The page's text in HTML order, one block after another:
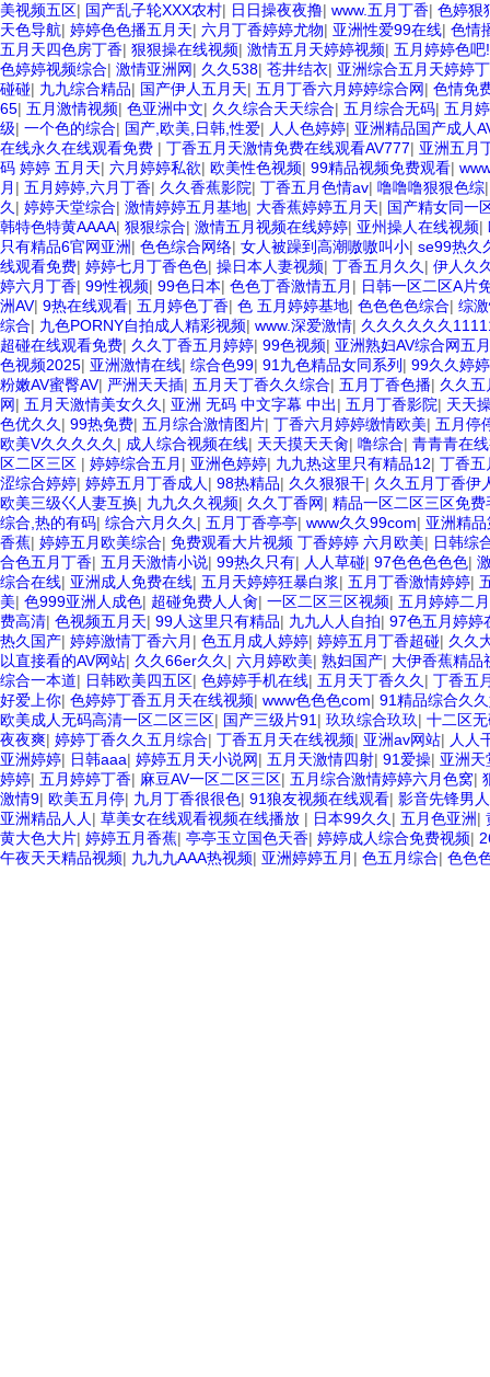
美视频五区| 国产乱子轮XXX农村| 日日操夜夜撸| www.五月丁香| 色婷狠
天色导航| 婷婷色色播五月天| 六月丁香婷婷尤物| 亚洲性爱99在线| 色情
五月天四色房丁香| 狠狠操在线视频| 激情五月天婷婷视频| 五月婷婷色吧!
色婷婷视频综合| 激情亚洲网| 久久538| 苍井结衣| 亚洲综合五月天婷婷
碰碰| 九九综合精品| 国产伊人五月天| 五月丁香六月婷婷综合网| 色情免
65| 五月激情视频| 色亚洲中文| 久久综合天天综合| 五月综合无码| 五月
级| 一个色的综合| 国产,欧美,日韩,性爱| 人人色婷婷| 亚洲精品国产成人
在线永久在线观看免费 | 丁香五月天激情免费在线观看AV777| 亚洲五月
码 婷婷 五月天| 六月婷婷私欲| 欧美性色视频| 99精品视频免费观看|
月 | 五月婷婷,六月丁香| 久久香蕉影院| 丁香五月色情av| 噜噜噜狠狠色综
久 | 婷婷天堂综合| 激情婷婷五月基地| 大香蕉婷婷五月天| 国产精女同一
韩特色特黄AAAA| 狠狠综合| 激情五月视频在线婷婷| 亚州操人在线视频|
只有精品6官网亚洲| 色色综合网络| 女人被躁到高潮嗷嗷叫小| se99热久
线观看免费| 婷婷七月丁香色色| 操日本人妻视频| 丁香五月久久 | 伊人久
婷六月丁香| 99性视频| 99色日本| 色色丁香激情五月 | 日韩一区二区A片
洲AV| 9热在线观看| 五月婷色丁香| 色 五月婷婷基地| 色色色色综合| 综
综合| 九色PORNY自拍成人精彩视频| www.深爱激情| 久久久久久久
超碰在线观看免费| 久久丁香五月婷婷| 99色视频| 亚洲熟妇AV综合网五
色视频2025| 亚洲激情在线| 综合色99| 91九色精品女同系列 | 99久久婷
粉嫩AV蜜臀AV| 严洲天天插| 五月天丁香久久综合| 五月丁香色播| 久久五
网| 五月天激情美女久久 | 亚洲 无码 中文字幕 中出| 五月丁香影院| 天天
色优久久 | 99热免费| 五月综合激情图片| 丁香六月婷婷缴情欧美| 五月停
欧美V久久久久久 | 成人综合视频在线| 天天摸天天肏| 噜综合| 青青青在
区二区三区 | 婷婷综合五月 | 亚洲色婷婷| 九九热这里只有精品12| 丁香五
涩综合婷婷| 婷婷五月丁香成人 | 98热精品| 久久狠狠干| 久久五月丁香伊
欧美三级巜人妻互换| 九九久久视频| 久久丁香网| 精品一区二区三区免费
综合,热的有码| 综合六月久久 | 五月丁香亭亭| www久久99com| 亚洲精
香蕉| 婷婷五月欧美综合| 免费观看大片视频 丁香婷婷 六月欧美| 日韩综
合色五月丁香| 五月天激情小说| 99热久只有| 人人草碰| 97色色色色色|
综合在线| 亚洲成人免费在线| 五月天婷婷狂暴白浆| 五月丁香激情婷婷|
美| 色999亚洲人成色| 超碰免费人人肏| 一区二区三区视频| 五月婷婷二
费高清| 色视频五月天| 99人这里只有精品| 九九人人自拍| 97色五月婷婷
热久国产| 婷婷激情丁香六月 | 色五月成人婷婷| 婷婷五月丁香超碰| 久久
以直接看的AV网站| 久久66er久久 | 六月婷欧美| 熟妇国产| 大伊香蕉精品
综合一本道| 日韩欧美四五区| 色婷婷手机在线| 五月天丁香久久 | 丁香五
好爱上你| 色婷婷丁香五月天在线视频| www色色色com| 91精品综合久
欧美成人无码高清一区二区三区| 国产三级片91 | 玖玖综合玖玖| 十二区
夜夜爽| 婷婷丁香久久五月综合| 丁香五月天在线视频| 亚洲av网站| 人人
亚洲婷婷| 日韩aaa| 婷婷五月天小说网| 五月天激情四射| 91爱操| 亚洲天
婷婷| 五月婷婷丁香| 麻豆AV一区二区三区| 五月综合激情婷婷六月色窝|
激情9| 欧美五月停| 九月丁香很很色| 91狼友视频在线观看| 影音先锋男
亚洲精品人人 | 草美女在线观看视频在线播放 | 日本99久久 | 五月色亚洲|
黄大色大片| 婷婷五月香蕉| 亭亭玉立国色天香| 婷婷成人综合免费视频|
午夜天天精品视频| 九九九AAA热视频| 亚洲婷婷五月 | 色五月综合| 色色